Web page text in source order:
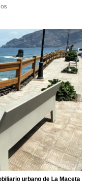
urbano de La Maceta